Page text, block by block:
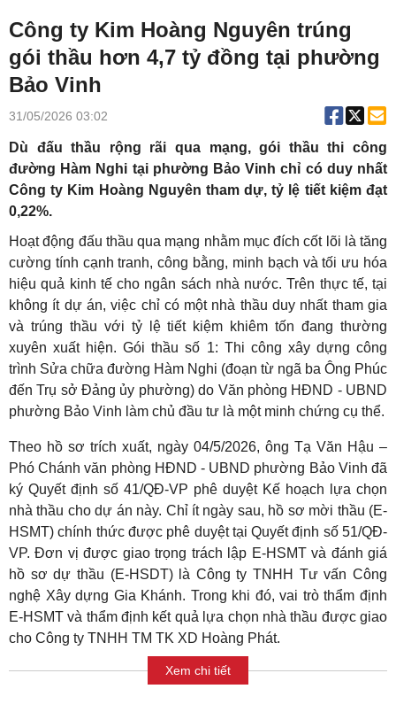
Công ty Kim Hoàng Nguyên trúng
gói thầu hơn 4,7 tỷ đồng tại phường
Bảo Vinh
31/05/2026 03:02
Dù đấu thầu rộng rãi qua mạng, gói thầu thi công
đường Hàm Nghi tại phường Bảo Vinh chỉ có duy nhất
Công ty Kim Hoàng Nguyên tham dự, tỷ lệ tiết kiệm đạt
0,22%.
Hoạt động đấu thầu qua mạng nhằm mục đích cốt lõi là tăng
cường tính cạnh tranh, công bằng, minh bạch và tối ưu hóa
hiệu quả kinh tế cho ngân sách nhà nước. Trên thực tế, tại
không ít dự án, việc chỉ có một nhà thầu duy nhất tham gia
và trúng thầu với tỷ lệ tiết kiệm khiêm tốn đang thường
xuyên xuất hiện. Gói thầu số 1: Thi công xây dựng công
trình Sửa chữa đường Hàm Nghi (đoạn từ ngã ba Ông Phúc
đến Trụ sở Đảng ủy phường) do Văn phòng HĐND - UBND
phường Bảo Vinh làm chủ đầu tư là một minh chứng cụ thể.
Theo hồ sơ trích xuất, ngày 04/5/2026, ông Tạ Văn Hậu –
Phó Chánh văn phòng HĐND - UBND phường Bảo Vinh đã
ký Quyết định số 41/QĐ-VP phê duyệt Kế hoạch lựa chọn
nhà thầu cho dự án này. Chỉ ít ngày sau, hồ sơ mời thầu (E-
HSMT) chính thức được phê duyệt tại Quyết định số 51/QĐ-
VP. Đơn vị được giao trọng trách lập E-HSMT và đánh giá
hồ sơ dự thầu (E-HSDT) là Công ty TNHH Tư vấn Công
nghệ Xây dựng Gia Khánh. Trong khi đó, vai trò thẩm định
E-HSMT và thẩm định kết quả lựa chọn nhà thầu được giao
cho Công ty TNHH TM TK XD Hoàng Phát.
Xem chi tiết